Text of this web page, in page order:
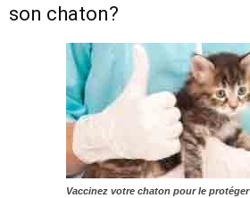
son chaton?
Vaccinez votre chaton pour le protéger